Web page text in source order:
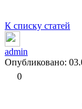
К списку статей
admin
Опубликовано:
0